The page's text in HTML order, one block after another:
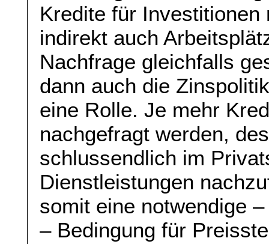
Kredite für
indirekt auch
Nachfrage gleichfalls
dann auch die
eine Rolle. Je mehr
nachgefragt werden,
schlussendlich im
Dienstleistungen
somit eine notwendige
– Bedingung für